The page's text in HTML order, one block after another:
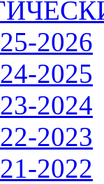
2026
2025
2024
2023
2022